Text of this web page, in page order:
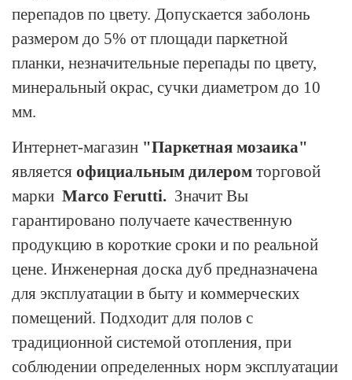
перепадов по цвету. Допускается заболонь
размером до 5% от площади паркетной
планки, незначительные перепады по цвету,
минеральный окрас, сучки диаметром до 10
мм.
Интернет-магазин "Паркетная мозаика"
является официальным дилером торговой
марки Marco Ferutti. Значит Вы
гарантировано получаете качественную
продукцию в короткие сроки и по реальной
цене. Инженерная доска дуб предназначена
для эксплуатации в быту и коммерческих
помещений. Подходит для полов с
традиционной системой отопления, при
соблюдении определенных норм эксплуатации